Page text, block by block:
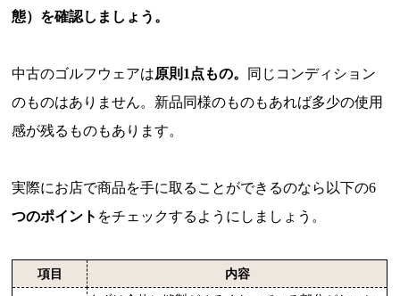
態）を確認しましょう。
中古のゴルフウェアは原則1点もの。 同じコンディション
のものはありません。新品同様のものもあれば多少の使用
感が残るものもあります。
実際にお店で商品を手に取ることができるのなら以下の6
つのポイント をチェックするようにしましょう。
項目 内容